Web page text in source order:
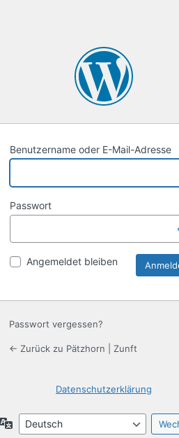
Benutzername oder E-Mail-Adresse
Passwort
Angemeldet bleiben
Passwort vergessen?
← Zurück zu Pätzhorn | Zunft
Datenschutzerklärung
Sprache